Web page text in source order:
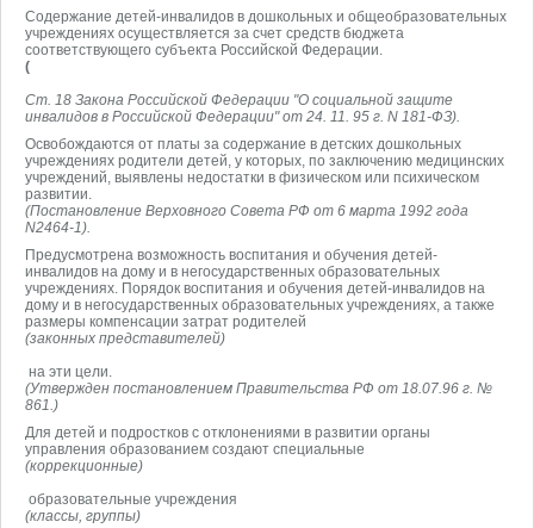
Содержание детей-инвалидов в дошкольных и общеобразовательных
учреждениях осуществляется за счет средств бюджета
соответствующего субъекта Российской Федерации.
(
Ст. 18 Закона Российской Федерации "О социальной защите
инвалидов в Российской Федерации" от 24. 11. 95 г. N 181-ФЗ).
Освобождаются от платы за содержание в детских дошкольных
учреждениях родители детей, у которых, по заключению медицинских
учреждений, выявлены недостатки в физическом или психическом
развитии.
(Постановление Верховного Совета РФ от 6 марта 1992 года
N2464-1).
Предусмотрена возможность воспитания и обучения детей-
инвалидов на дому и в негосударственных образовательных
учреждениях. Порядок воспитания и обучения детей-инвалидов на
дому и в негосударственных образовательных учреждениях, а также
размеры компенсации затрат родителей
(законных представителей)
на эти цели.
(Утвержден постановлением Правительства РФ от 18.07.96 г. №
861.)
Для детей и подростков с отклонениями в развитии органы
управления образованием создают специальные
(коррекционные)
образовательные учреждения
(классы, группы)